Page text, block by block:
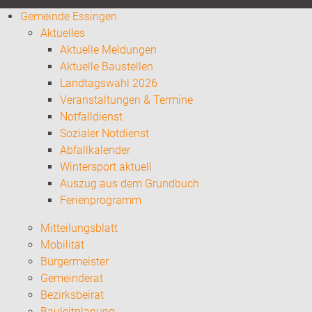
Gemeinde Essingen
Aktuelles
Aktuelle Meldungen
Aktuelle Baustellen
Landtagswahl 2026
Veranstaltungen & Termine
Notfalldienst
Sozialer Notdienst
Abfallkalender
Wintersport aktuell
Auszug aus dem Grundbuch
Ferienprogramm
Mitteilungsblatt
Mobilität
Bürgermeister
Gemeinderat
Bezirksbeirat